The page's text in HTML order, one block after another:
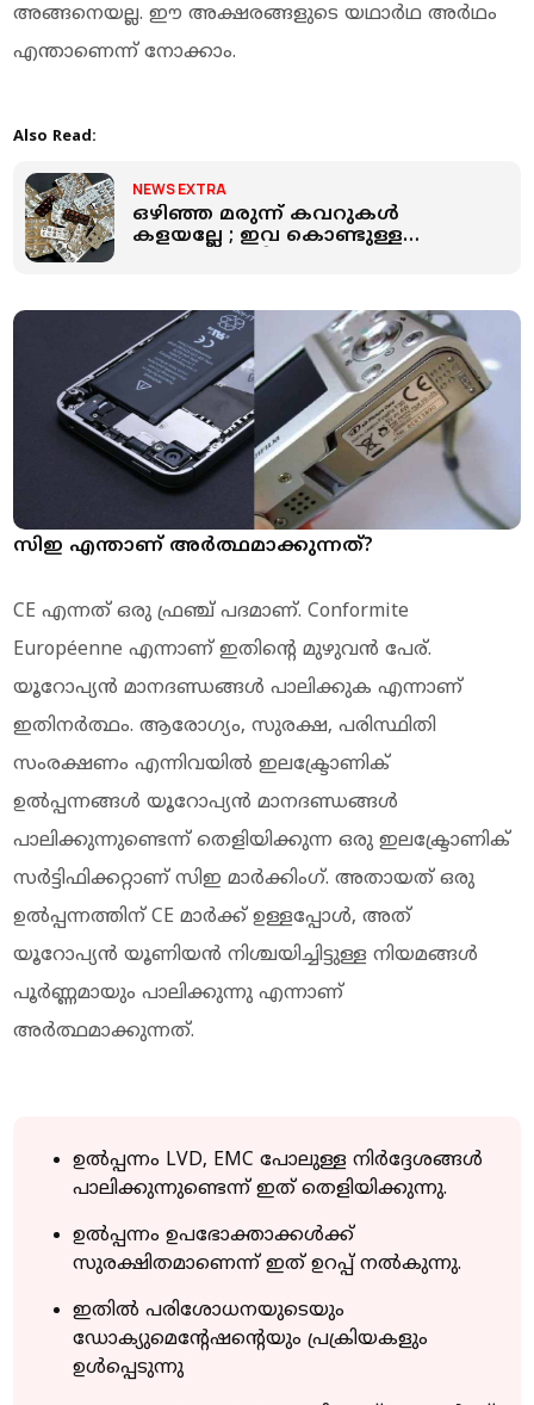
അങ്ങനെയല്ല. ഈ അക്ഷരങ്ങളുടെ യഥാര്‍ഥ അര്‍ഥം
എന്താണെന്ന് നോക്കാം.
Also Read:
NEWS EXTRA
ഒഴിഞ്ഞ മരുന്ന് കവറുകള്‍
കളയല്ലേ ; ഇവ കൊണ്ടുള്ള
സിഇ എന്താണ് അര്‍ത്ഥമാക്കുന്നത്?
CE എന്നത് ഒരു ഫ്രഞ്ച് പദമാണ്. Conformite
Européenne എന്നാണ് ഇതിന്റെ മുഴുവന്‍ പേര്.
യൂറോപ്യന്‍ മാനദണ്ഡങ്ങള്‍ പാലിക്കുക എന്നാണ്
ഇതിനര്‍ത്ഥം. ആരോഗ്യം, സുരക്ഷ, പരിസ്ഥിതി
സംരക്ഷണം എന്നിവയില്‍ ഇലക്ട്രോണിക്
ഉല്‍പ്പന്നങ്ങള്‍ യൂറോപ്യന്‍ മാനദണ്ഡങ്ങള്‍
പാലിക്കുന്നുണ്ടെന്ന് തെളിയിക്കുന്ന ഒരു ഇലക്ട്രോണിക്
സര്‍ട്ടിഫിക്കറ്റാണ് സിഇ മാര്‍ക്കിംഗ്. അതായത് ഒരു
ഉല്‍പ്പന്നത്തിന് CE മാര്‍ക്ക് ഉള്ളപ്പോള്‍, അത്
യൂറോപ്യന്‍ യൂണിയന്‍ നിശ്ചയിച്ചിട്ടുള്ള നിയമങ്ങള്‍
പൂര്‍ണ്ണമായും പാലിക്കുന്നു എന്നാണ്
അര്‍ത്ഥമാക്കുന്നത്.
ഉല്‍പ്പന്നം LVD, EMC പോലുള്ള നിര്‍ദ്ദേശങ്ങള്‍
പാലിക്കുന്നുണ്ടെന്ന് ഇത് തെളിയിക്കുന്നു.
ഉല്‍പ്പന്നം ഉപഭോക്താക്കള്‍ക്ക്
സുരക്ഷിതമാണെന്ന് ഇത് ഉറപ്പ് നല്‍കുന്നു.
ഇതില്‍ പരിശോധനയുടെയും
ഡോക്യുമെന്റേഷന്റെയും പ്രക്രിയകളും
ഉള്‍പ്പെടുന്നു